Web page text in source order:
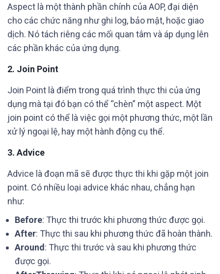
Aspect là một thành phần chính của AOP, đại diện
cho các chức năng như ghi log, bảo mật, hoặc giao
dịch. Nó tách riêng các mối quan tâm và áp dụng lên
các phần khác của ứng dụng.
2. Join Point
Join Point là điểm trong quá trình thực thi của ứng
dụng mà tại đó bạn có thể “chèn” một aspect. Một
join point có thể là việc gọi một phương thức, một lần
xử lý ngoại lệ, hay một hành động cụ thể.
3. Advice
Advice là đoạn mã sẽ được thực thi khi gặp một join
point. Có nhiều loại advice khác nhau, chẳng hạn
như:
Before: Thực thi trước khi phương thức được gọi.
After: Thực thi sau khi phương thức đã hoàn thành.
Around : Thực thi trước và sau khi phương thức
được gọi.